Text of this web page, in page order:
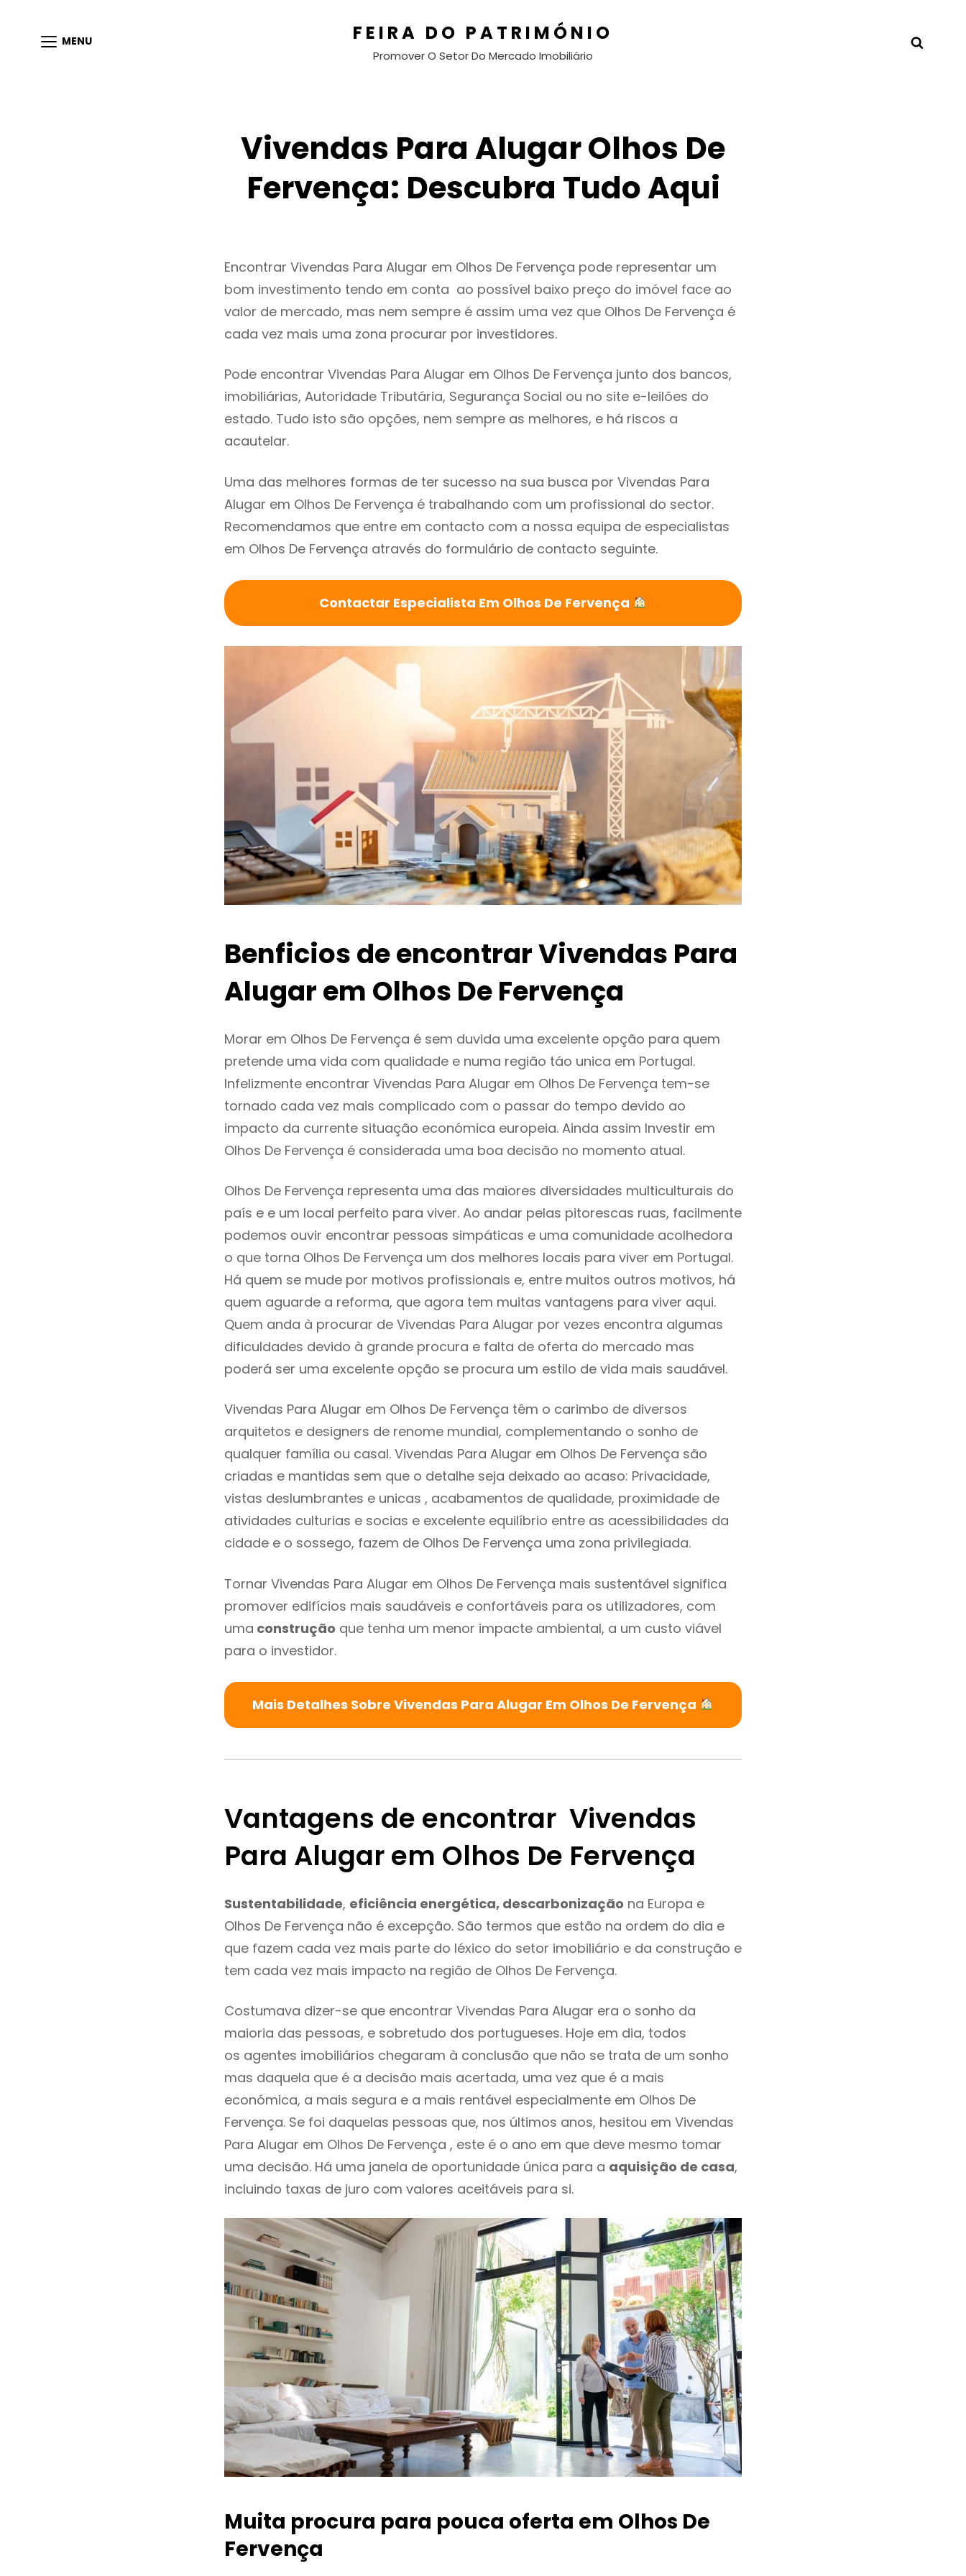
MENU FEIRA DO PATRIMÓNIO
Promover O Setor Do Mercado Imobiliário
Vivendas Para Alugar Olhos De
Fervença: Descubra Tudo Aqui
Encontrar Vivendas Para Alugar em Olhos De Fervença pode representar um
bom investimento tendo em conta ao possível baixo preço do imóvel face ao
valor de mercado, mas nem sempre é assim uma vez que Olhos De Fervença é
cada vez mais uma zona procurar por investidores.
Pode encontrar Vivendas Para Alugar em Olhos De Fervença junto dos bancos,
imobiliárias, Autoridade Tributária, Segurança Social ou no site e-leilões do
estado. Tudo isto são opções, nem sempre as melhores, e há riscos a
acautelar.
Uma das melhores formas de ter sucesso na sua busca por Vivendas Para
Alugar em Olhos De Fervença é trabalhando com um profissional do sector.
Recomendamos que entre em contacto com a nossa equipa de especialistas
em Olhos De Fervença através do formulário de contacto seguinte.
Contactar Especialista Em Olhos De Fervença
Benficios de encontrar Vivendas Para
Alugar em Olhos De Fervença
Morar em Olhos De Fervença é sem duvida uma excelente opção para quem
pretende uma vida com qualidade e numa região táo unica em Portugal.
Infelizmente encontrar Vivendas Para Alugar em Olhos De Fervença tem-se
tornado cada vez mais complicado com o passar do tempo devido ao
impacto da currente situação económica europeia. Ainda assim Investir em
Olhos De Fervença é considerada uma boa decisão no momento atual.
Olhos De Fervença representa uma das maiores diversidades multiculturais do
país e e um local perfeito para viver. Ao andar pelas pitorescas ruas, facilmente
podemos ouvir encontrar pessoas simpáticas e uma comunidade acolhedora
o que torna Olhos De Fervença um dos melhores locais para viver em Portugal.
Há quem se mude por motivos profissionais e, entre muitos outros motivos, há
quem aguarde a reforma, que agora tem muitas vantagens para viver aqui.
Quem anda à procurar de Vivendas Para Alugar por vezes encontra algumas
dificuldades devido à grande procura e falta de oferta do mercado mas
poderá ser uma excelente opção se procura um estilo de vida mais saudável.
Vivendas Para Alugar em Olhos De Fervença têm o carimbo de diversos
arquitetos e designers de renome mundial, complementando o sonho de
qualquer família ou casal. Vivendas Para Alugar em Olhos De Fervença são
criadas e mantidas sem que o detalhe seja deixado ao acaso: Privacidade,
vistas deslumbrantes e unicas , acabamentos de qualidade, proximidade de
atividades culturias e socias e excelente equilíbrio entre as acessibilidades da
cidade e o sossego, fazem de Olhos De Fervença uma zona privilegiada.
Tornar Vivendas Para Alugar em Olhos De Fervença mais sustentável significa
promover edifícios mais saudáveis e confortáveis para os utilizadores, com
uma construção que tenha um menor impacte ambiental, a um custo viável
para o investidor.
Mais Detalhes Sobre Vivendas Para Alugar Em Olhos De Fervença
Vantagens de encontrar Vivendas
Para Alugar em Olhos De Fervença
Sustentabilidade, eficiência energética, descarbonização na Europa e
Olhos De Fervença não é excepção. São termos que estão na ordem do dia e
que fazem cada vez mais parte do léxico do setor imobiliário e da construção e
tem cada vez mais impacto na região de Olhos De Fervença.
Costumava dizer-se que encontrar Vivendas Para Alugar era o sonho da
maioria das pessoas, e sobretudo dos portugueses. Hoje em dia, todos
os agentes imobiliários chegaram à conclusão que não se trata de um sonho
mas daquela que é a decisão mais acertada, uma vez que é a mais
económica, a mais segura e a mais rentável especialmente em Olhos De
Fervença. Se foi daquelas pessoas que, nos últimos anos, hesitou em Vivendas
Para Alugar em Olhos De Fervença , este é o ano em que deve mesmo tomar
uma decisão. Há uma janela de oportunidade única para a aquisição de casa,
incluindo taxas de juro com valores aceitáveis para si.
Muita procura para pouca oferta em Olhos De
Fervença